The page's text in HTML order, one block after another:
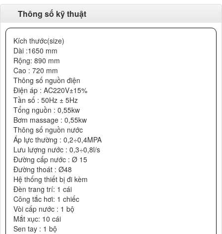
Thông số kỹ thuật
Kích thước(size)
Dài :1650 mm
Rộng: 890 mm
Cao : 720 mm
Thông số nguồn điện
Điện áp : AC220V±15%
Tần số : 50Hz ± 5Hz
Tổng nguồn : 0,55kw
Bơm massage : 0,55kw
Thông số nguồn nước
Áp lực thường : 0,2÷0,4MPA
Lưu lượng nước : 0,3÷0,8l/s
Đường cấp nước : Ø 15
Đường thoát : Ø48
Hệ thống thiết bị đi kèm
Đèn trang trí: 1 cái
Công tắc hơi: 1 chiếc
Vòi cấp nước : 1 bộ
Mắt xục: 10 cái
Sen tay : 1 bộ